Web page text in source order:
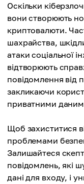
Оскільки
вони створюють
криптовалюти.
шахрайства,
атаки соціальної
відтворюють
повідомлення від
закликаючи
приватними
Щоб захиститися
проблемами
Залишайтеся
повідомлень, які
дані для входу, і